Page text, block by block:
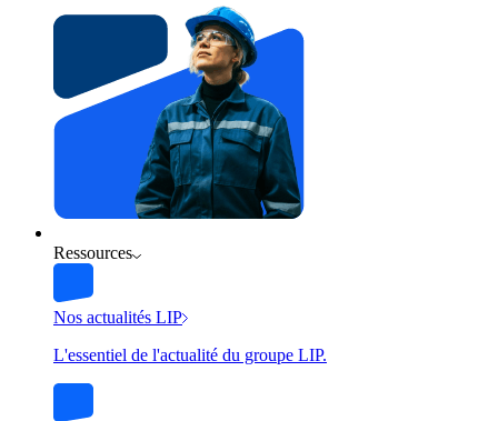
Ressources
Nos actualités LIP
L'essentiel de l'actualité du groupe LIP.